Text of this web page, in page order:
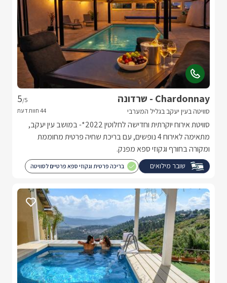
Chardonnay - שרדונה
סוויטה בעין יעקב בגליל המערבי
5/5
סוויטת אירוח יוקרתית וחדישה לחלוטין 2022*- במושב עין יעקב,
מתאימה לאירוח 4 נופשים, עם בריכת שחיה פרטית מחוממת
ומקורה בחורף וגקוזי ספא מפנק.
שובר מילואים בריכה פרטית וגקוזי ספא פרטיים לסוויטה